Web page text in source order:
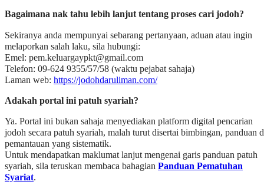
Bagaimana nak tahu lebih lanjut tentang proses cari jodoh?
Sekiranya anda mempunyai sebarang pertanyaan, aduan atau ingin
melaporkan salah laku, sila hubungi:
Emel: pem.keluargaypkt@gmail.com
Telefon: 09-624 9355/57/58 (waktu pejabat sahaja)
Laman web: https://jodohdaruliman.com/
Adakah portal ini patuh syariah?
Ya. Portal ini bukan sahaja menyediakan platform digital pencarian
jodoh secara patuh syariah, malah turut disertai bimbingan, panduan
pemantauan yang sistematik.
Untuk mendapatkan maklumat lanjut mengenai garis panduan patuh
syariah, sila teruskan membaca bahagian Panduan Pematuhan
Syariat.